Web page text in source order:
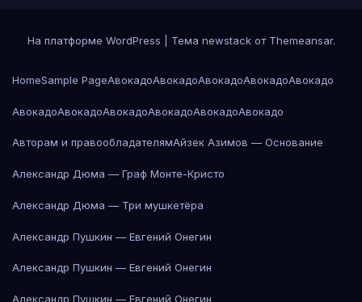
На платформе WordPress Тема newstack от Themeansar.
HomeSample PageАвокадоАвокадоАвокадоАвокадоАвокадо
АвокадоАвокадоАвокадоАвокадоАвокадоАвокадо
Авторам и правообладателямАйзек Азимов — Основание
Александр Дюма — Граф Монте-Кристо
Александр Дюма — Три мушкетёра
Александр Пушкин — Евгений Онегин
Александр Пушкин — Евгений Онегин
Александр Пушкин — Евгений Онегин